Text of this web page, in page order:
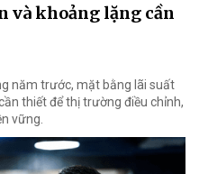
và khoảng lặng cần
năm trước, mặt bằng lãi suất
thiết để thị trường điều chỉnh,
vững.